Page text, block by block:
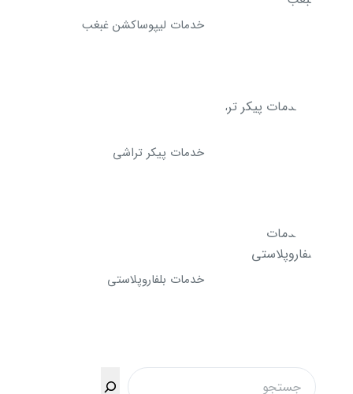
خدمات لیپوساکشن غبغب
خدمات پیکر تراشی
خدمات بلفاروپلاستی
جستجو